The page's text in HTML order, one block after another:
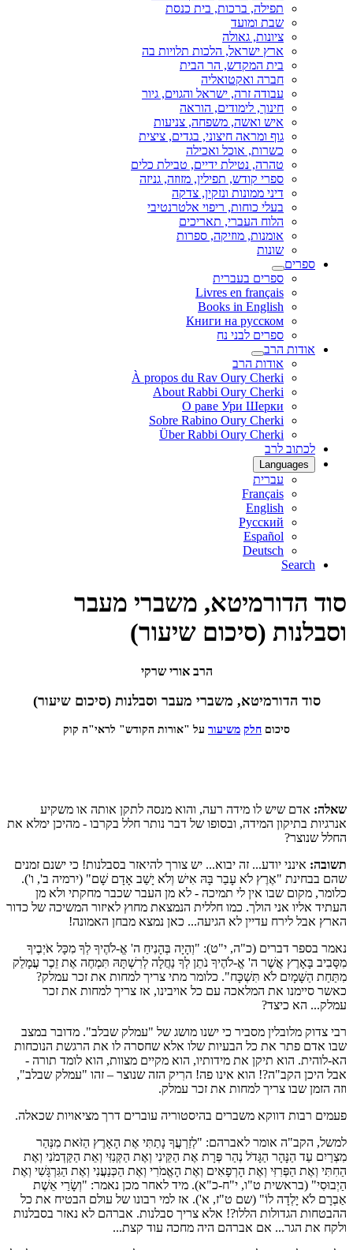
תפילה, ברכות, בית כנסת
שבת ומועד
ציונות, גאולה
ארץ ישראל, הלכות תלויות בה
בית המקדש, הר הבית
חברה ואקטואליה
עבודה זרה, ישראל והגוים, גיור
חינוך, לימודים, הוראה
איש ואשה, משפחה, צניעות
גוף ומראה חיצוני, בגדים, ציצית
כשרות, אוכל ואכילה
טהרה, נטילת ידיים, טבילת כלים
ספרי קודש, תפילין, מזוזה, גניזה
דיני ממונות ונזקין, צדקה
בעלי כוחות, ריפוי אלטרנטיבי
הלוח העברי, תאריכים
אומנות, מוזיקה, ספרות
שונות
ספרים
ספרים בעברית
Livres en français
Books in English
Книги на русском
ספרים לבני נח
אודות הרב
אודות הרב
À propos du Rav Oury Cherki
About Rabbi Oury Cherki
О раве Ури Шерки
Sobre Rabino Oury Cherki
Über Rabbi Oury Cherki
לכתוב לרב
Languages
עברית
Français
English
Русский
Español
Deutsch
Search
סוד הדורמיטא, משברי מעבר
וסבלנות (סיכום שיעור)
הרב אורי שרקי
סוד הדורמיטא, משברי מעבר וסבלנות (סיכום שיעור)
סיכום חלק משיעור על "אורות הקודש" לראי"ה קוק
שאלה: אדם שיש לו מידה רעה, והוא מנסה לתקן אותה או משקיע
אנרגיות בתיקון המידה, ובסופו של דבר נותר חלל בקרבו - מהיכן ימלא את
החלל שנוצר?
תשובה: אינני יודע... זה יבוא... יש צורך להיאזר בסבלנות! כי ישנם זמנים
שהם בבחינת "אֶרֶץ לֹא עָבַר בָּהּ אִישׁ וְלֹא יָשַׁב אָדָם שָׁם" (ירמיה ב', ו').
כלומר, מקום שבו אין לי תמיכה - לא מן העבר שכבר מחקתי ולא מן
העתיד אליו אני הולך. כמו חללית הנמצאת מחוץ לאיזור המשיכה של כדור
הארץ אבל לירח עדיין לא הגיעה... כאן נמצא מבחן האמונה!
נאמר בספר דברים (כ"ה, י"ט): "וְהָיָה בְּהָנִיחַ ה' אֱ-לֹהֶיךָ לְךָ מִכָּל אֹיְבֶיךָ
מִסָּבִיב בָּאָרֶץ אֲשֶׁר ה' אֱ-לֹהֶיךָ נֹתֵן לְךָ נַחֲלָה לְרִשְׁתָּהּ תִּמְחֶה אֶת זֵכֶר עֲמָלֵק
מִתַּחַת הַשָּׁמָיִם לֹא תִּשְׁכָּח". כלומר מתי צריך למחות את זכר עמלק?
כאשר סיימנו את המלאכה עם כל אויבינו, אז צריך למחות את זכר
עמלק... הא כיצד?
רבי צדוק מלובלין מסביר כי ישנו מושג של "עמלק שבלב". מדובר במצב
שבו אדם פתר את כל הבעיות שלו אלא שחסרה לו את הרגשת הנוכחות
הא-לוהית. הוא תיקן את מידותיו, הוא מקיים מצוות, הוא לומד תורה -
אבל היכן הקב"ה?! הוא אינו פה! הרִיק הזה שנוצר – זהו "עמלק שבלב",
וזה הזמן שבו צריך למחות את זכר עמלק.
פעמים רבות דווקא משברים בהיסטוריה עוברים דרך מציאויות שכאלה.
למשל, הקב"ה אומר לאברהם: "לְזַרְעֲךָ נָתַתִּי אֶת הָאָרֶץ הַזֹּאת מִנְּהַר
מִצְרַיִם עַד הַנָּהָר הַגָּדֹל נְהַר פְּרָת אֶת הַקֵּינִי וְאֶת הַקְּנִזִּי וְאֵת הַקַּדְמֹנִי וְאֶת
הַחִתִּי וְאֶת הַפְּרִזִּי וְאֶת הָרְפָאִים וְאֶת הָאֱמֹרִי וְאֶת הַכְּנַעֲנִי וְאֶת הַגִּרְגָּשִׁי וְאֶת
הַיְבוּסִי" (בראשית ט"ו, י"ח-כ"א). מיד לאחר מכן נאמר: "וְשָׂרַי אֵשֶׁת
אַבְרָם לֹא יָלְדָה לוֹ" (שם ט"ז, א'). אז למי רבונו של עולם הבטיח את כל
ההבטחות הגדולות הללו?! אלא צריך סבלנות. אברהם לא נאזר בסבלנות
ולקח את הגר... אם אברהם היה מחכה עוד קצת...